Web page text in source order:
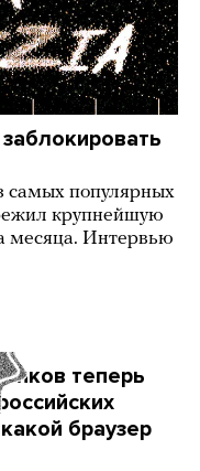
самых популярных
крупнейшую
месяца. Интервью
теперь
браузер